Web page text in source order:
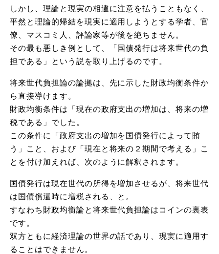
しかし、理論と現実の相違に注意を払うこともなく、
平然と理論的帰結を現実に適用しようとする学者、官
僚、マスコミ人、評論家等が後を絶ちません。
その最も悪しき例として、「国債発行は将来世代の負
担である」という説を取り上げるのです。
将来世代負担論の論拠は、先に示した財政均衡条件か
ら直接導けます。
財政均衡条件は「現在の政府支出の増加は、将来の増
税である」でした。
この条件に「政府支出の増加を国債発行によって賄
う」こと、および「現在と将来の２期間で考える」こ
とを付け加えれば、次のように解釈されます。
国債発行は現在世代の所得を増加させるが、将来世代
は国債償還時に増税される、と。
すなわち財政均衡論と将来世代負担論はコインの裏表
です。
双方ともに経済理論の世界の話であり、現実に適用す
ることはできません。